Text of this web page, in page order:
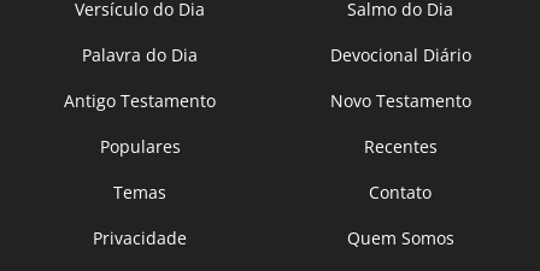
Versículo do Dia
Salmo do Dia
Palavra do Dia
Devocional Diário
Antigo Testamento
Novo Testamento
Populares
Recentes
Temas
Contato
Privacidade
Quem Somos